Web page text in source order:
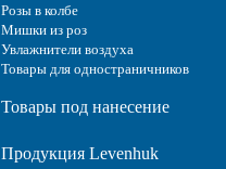
Розы в колбе
Мишки из роз
Увлажнители воздуха
Товары для одностраничников
Товары под нанесение
Продукция Levenhuk